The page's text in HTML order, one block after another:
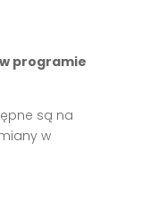
programie
są na
w